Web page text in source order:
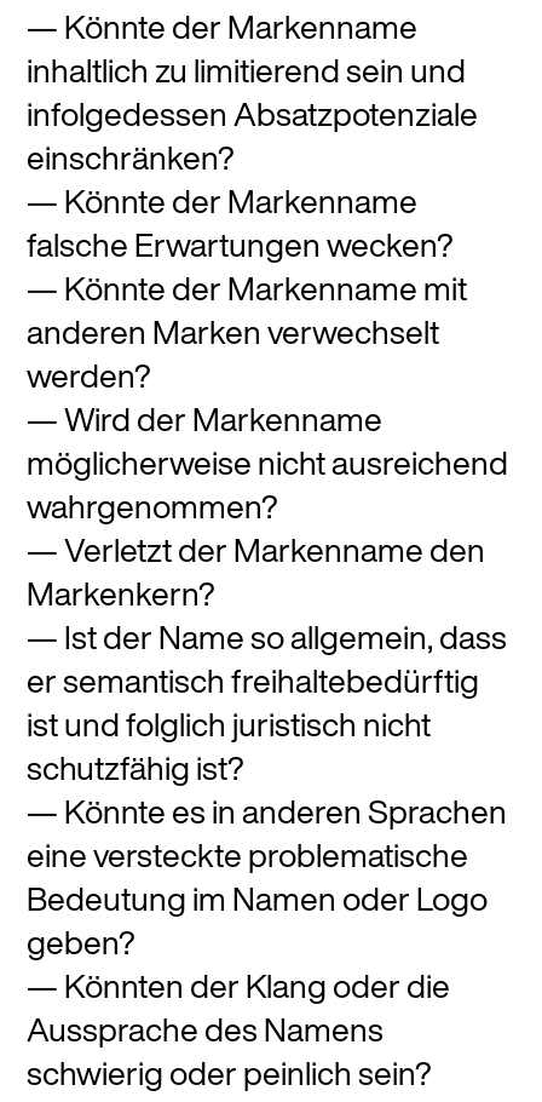
Könnte der Markenname
inhaltlich zu limitierend sein und
infolgedessen Absatzpotenziale
einschränken?
Könnte der Markenname
falsche Erwartungen wecken?
Könnte der Markenname mit
anderen Marken verwechselt
werden?
Wird der Markenname
möglicherweise nicht ausreichend
wahrgenommen?
Verletzt der Markenname den
Markenkern?
Ist der Name so allgemein, dass
er semantisch freihaltebedürftig
ist und folglich juristisch nicht
schutzfähig ist?
Könnte es in anderen Sprachen
eine versteckte problematische
Bedeutung im Namen oder Logo
geben?
Könnten der Klang oder die
Aussprache des Namens
schwierig oder peinlich sein?